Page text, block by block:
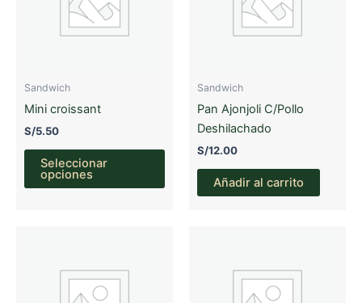
Sandwich
Mini croissant
S/5.50
Seleccionar
opciones
Este
producto
tiene
Sandwich
Pan Ajonjoli C/Pollo
Deshilachado
S/12.00
Añadir al carrito